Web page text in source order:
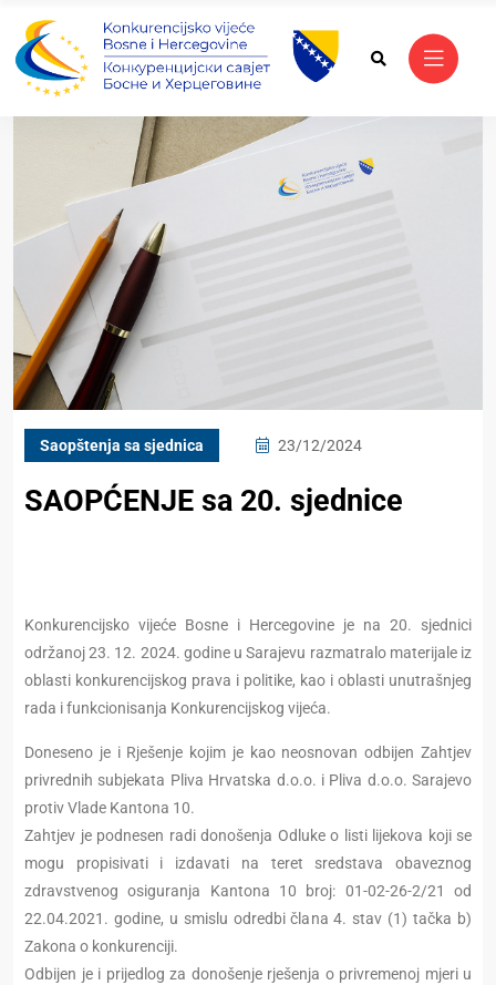
Saopštenja sa sjednica 23/12/2024
SAOPĆENJE sa 20. sjednice
Konkurencijsko vijeće Bosne i Hercegovine je na 20. sjednici
održanoj 23. 12. 2024. godine u Sarajevu razmatralo materijale iz
oblasti konkurencijskog prava i politike, kao i oblasti unutrašnjeg
rada i funkcionisanja Konkurencijskog vijeća.
Doneseno je i Rješenje kojim je kao neosnovan odbijen Zahtjev
privrednih subjekata Pliva Hrvatska d.o.o. i Pliva d.o.o. Sarajevo
protiv Vlade Kantona 10.
Zahtjev je podnesen radi donošenja Odluke o listi lijekova koji se
mogu propisivati i izdavati na teret sredstava obaveznog
zdravstvenog osiguranja Kantona 10 broj: 01-02-26-2/21 od
22.04.2021. godine, u smislu odredbi člana 4. stav (1) tačka b)
Zakona o konkurenciji.
Odbijen je i prijedlog za donošenje rješenja o privremenoj mjeri u